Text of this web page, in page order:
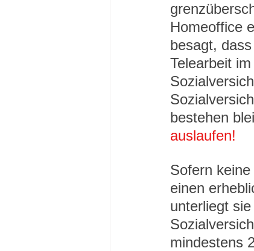
Homeoffice
besagt,
Telearbeit
bestehen
auslaufen!
Sofern
einen
unterliegt
mindestens